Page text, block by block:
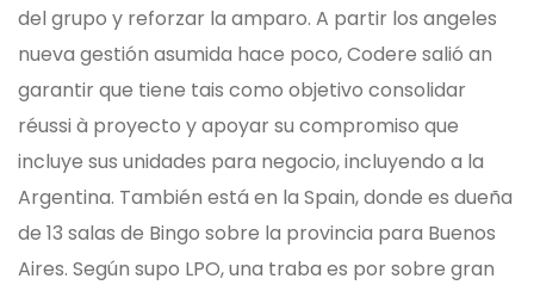
del grupo y reforzar la amparo. A partir los angeles
nueva gestión asumida hace poco, Codere salió an
garantir que tiene tais como objetivo consolidar
réussi à proyecto y apoyar su compromiso que
incluye sus unidades para negocio, incluyendo a la
Argentina. También está en la Spain, donde es dueña
de 13 salas de Bingo sobre la provincia para Buenos
Aires. Según supo LPO, una traba es por sobre gran